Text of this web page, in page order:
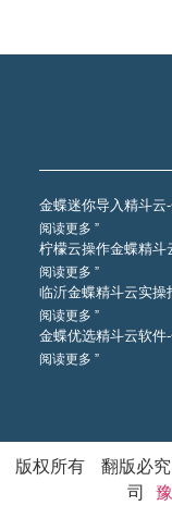
金蝶迷你导入精斗云
阅读更多 ”
柠檬云操作金蝶精斗
阅读更多 ”
临沂金蝶精斗云实操
阅读更多 ”
金蝶优选精斗云软件
阅读更多 ”
版权所有 翻版必
司